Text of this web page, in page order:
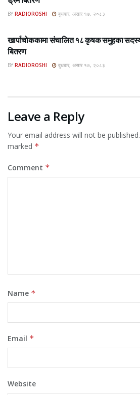
BY RADIOROSHI बुधबार, असार १७, २०८३
खार्पाचोककामा संचालित १८ कृषक समुहका
बितरण
BY RADIOROSHI बुधबार, असार १७, २०८३
Leave a Reply
Your email address will not be published.
marked *
Comment *
Name *
Email *
Website